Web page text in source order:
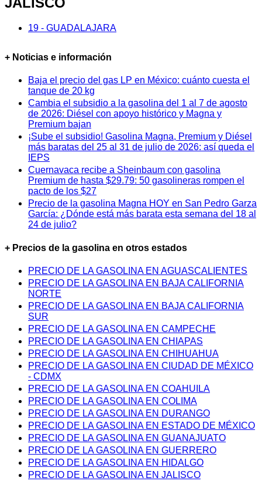
19 - GUADALAJARA
+ Noticias e información
Baja el precio del gas LP en México: cuánto cuesta el
tanque de 20 kg
Cambia el subsidio a la gasolina del 1 al 7 de agosto
de 2026: Diésel con apoyo histórico y Magna y
Premium bajan
¡Sube el subsidio! Gasolina Magna, Premium y Diésel
más baratas del 25 al 31 de julio de 2026: así queda el
IEPS
Cuernavaca recibe a Sheinbaum con gasolina
Premium de hasta $29.79: 50 gasolineras rompen el
pacto de los $27
Precio de la gasolina Magna HOY en San Pedro Garza
García: ¿Dónde está más barata esta semana del 18 al
24 de julio?
+ Precios de la gasolina en otros estados
PRECIO DE LA GASOLINA EN AGUASCALIENTES
PRECIO DE LA GASOLINA EN BAJA CALIFORNIA
NORTE
PRECIO DE LA GASOLINA EN BAJA CALIFORNIA
SUR
PRECIO DE LA GASOLINA EN CAMPECHE
PRECIO DE LA GASOLINA EN CHIAPAS
PRECIO DE LA GASOLINA EN CHIHUAHUA
PRECIO DE LA GASOLINA EN CIUDAD DE MÉXICO
- CDMX
PRECIO DE LA GASOLINA EN COAHUILA
PRECIO DE LA GASOLINA EN COLIMA
PRECIO DE LA GASOLINA EN DURANGO
PRECIO DE LA GASOLINA EN ESTADO DE MÉXICO
PRECIO DE LA GASOLINA EN GUANAJUATO
PRECIO DE LA GASOLINA EN GUERRERO
PRECIO DE LA GASOLINA EN HIDALGO
PRECIO DE LA GASOLINA EN JALISCO